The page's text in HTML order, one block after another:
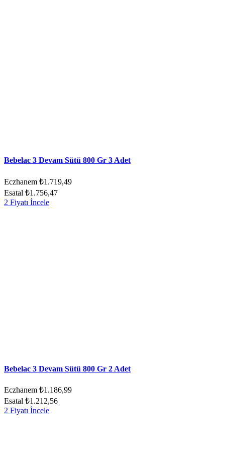
Bebelac 3 Devam Sütü 800 Gr 3 Adet
Eczhanem ₺1.719,49
Esatal ₺1.756,47
2 Fiyatı İncele
Bebelac 3 Devam Sütü 800 Gr 2 Adet
Eczhanem ₺1.186,99
Esatal ₺1.212,56
2 Fiyatı İncele